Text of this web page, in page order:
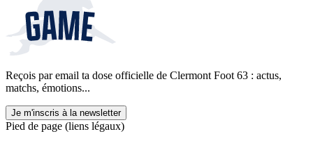
Reçois par email ta dose officielle de Clermont Foot 63 : actus,
matchs, émotions...
Je m'inscris à la newsletter
Pied de page (liens légaux)